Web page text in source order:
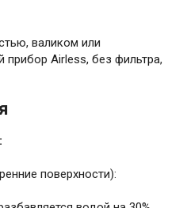
валиком или
Airless, без фильтра,
поверхности):